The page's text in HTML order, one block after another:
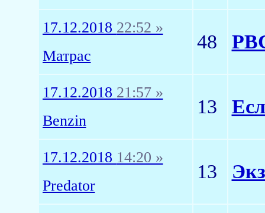
17.12.2018 22:52 »
Матрас
48
17.12.2018 21:57 »
Benzin
13
17.12.2018 14:20 »
Predator
13